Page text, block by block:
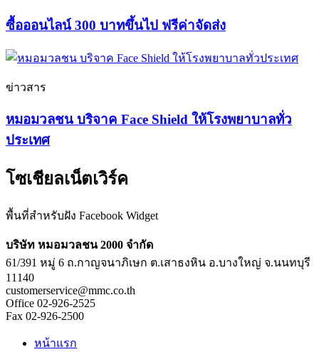
ซื้อออนไลน์ 300 บาทขึ้นไป ฟรีค่าจัดส่ง
ข่าวสาร
หมอมวลชน บริจาค Face Shield ให้โรงพยาบาลทั่ว
ประเทศ
โซเชียลเน็ตเวิร์ค
พื้นที่สำหรับฝัง Facebook Widget
บริษัท หมอมวลชน 2000 จำกัด
61/391 หมู่ 6 ถ.กาญจนาภิเษก ต.เสาธงหิน อ.บางใหญ่ จ.นนทบุรี
11140
customerservice@mmc.co.th
Office 02-926-2525
Fax 02-926-2500
หน้าแรก